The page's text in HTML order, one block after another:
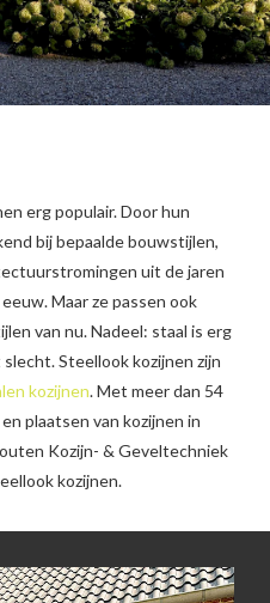
erg populair. Door hun
bij bepaalde bouwstijlen,
uit de jaren
Maar ze passen ook
van nu. Nadeel: staal is erg
Steellook kozijnen zijn
kozijnen. Met meer dan 54
plaatsen van kozijnen in
Kozijn- & Geveltechniek
kozijnen.